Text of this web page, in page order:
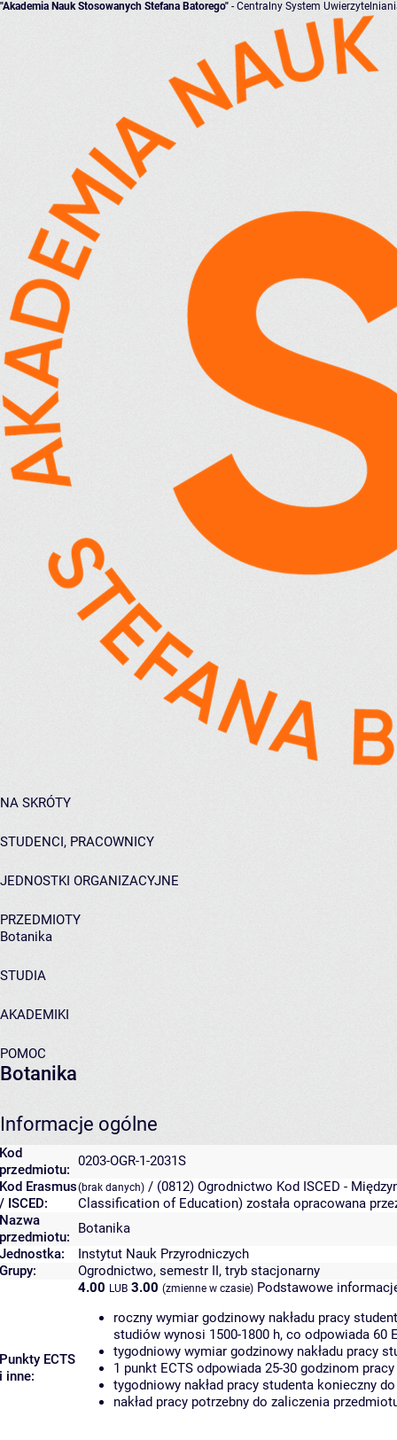
"Akademia Nauk Stosowanych Stefana Batorego" - Centralny System
NA SKRÓTY
STUDENCI, PRACOWNICY
JEDNOSTKI ORGANIZACYJNE
PRZEDMIOTY
Botanika
STUDIA
AKADEMIKI
POMOC
Botanika
Informacje ogólne
Kod
przedmiotu:
0203-OGR-1-2031S
Kod Erasmus
/ ISCED:
(brak danych) / (0812) Ogrodnictwo Kod ISCED -
Classification of Education) została opracowana
Nazwa
przedmiotu:
Botanika
Jednostka:
Instytut Nauk Przyrodniczych
Grupy:
Ogrodnictwo, semestr II, tryb stacjonarny
Punkty ECTS
i inne:
4.00 LUB 3.00 (zmienne w czasie) Podstawowe
roczny wymiar godzinowy nakładu pracy
studiów wynosi 1500-1800 h, co odpowiada 60
tygodniowy wymiar godzinowy nakładu pracy
1 punkt ECTS odpowiada 25-30 godzinom
tygodniowy nakład pracy studenta konieczny
nakład pracy potrzebny do zaliczenia